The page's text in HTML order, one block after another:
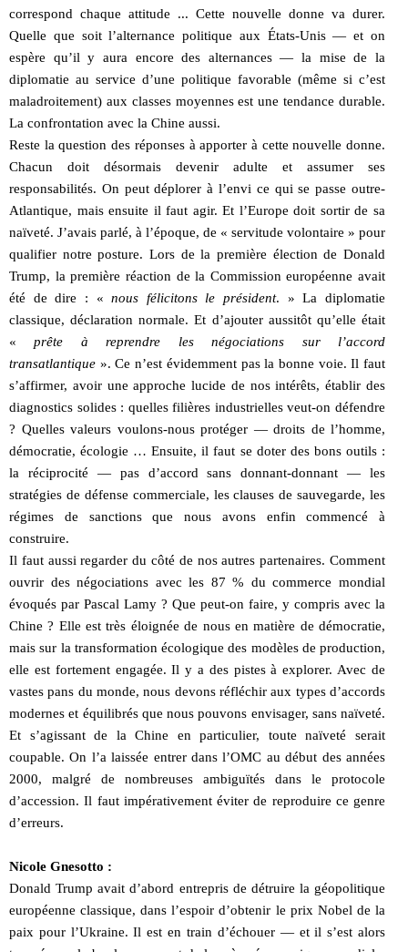
correspond chaque attitude ... Cette nouvelle donne va durer.
Quelle que soit l’alternance politique aux États-Unis — et on
espère qu’il y aura encore des alternances — la mise de la
diplomatie au service d’une politique favorable (même si c’est
maladroitement) aux classes moyennes est une tendance durable.
La confrontation avec la Chine aussi.
Reste la question des réponses à apporter à cette nouvelle donne.
Chacun doit désormais devenir adulte et assumer ses
responsabilités. On peut déplorer à l’envi ce qui se passe outre-
Atlantique, mais ensuite il faut agir. Et l’Europe doit sortir de sa
naïveté. J’avais parlé, à l’époque, de « servitude volontaire » pour
qualifier notre posture. Lors de la première élection de Donald
Trump, la première réaction de la Commission européenne avait
été de dire : «nous félicitons le président. » La diplomatie
classique, déclaration normale. Et d’ajouter aussitôt qu’elle était
«prête à reprendre les négociations sur l’accord
transatlantique ». Ce n’est évidemment pas la bonne voie. Il faut
s’affirmer, avoir une approche lucide de nos intérêts, établir des
diagnostics solides : quelles filières industrielles veut-on défendre
? Quelles valeurs voulons-nous protéger — droits de l’homme,
démocratie, écologie … Ensuite, il faut se doter des bons outils :
la réciprocité — pas d’accord sans donnant-donnant — les
stratégies de défense commerciale, les clauses de sauvegarde, les
régimes de sanctions que nous avons enfin commencé à
construire.
Il faut aussi regarder du côté de nos autres partenaires. Comment
ouvrir des négociations avec les 87 % du commerce mondial
évoqués par Pascal Lamy ? Que peut-on faire, y compris avec la
Chine ? Elle est très éloignée de nous en matière de démocratie,
mais sur la transformation écologique des modèles de production,
elle est fortement engagée. Il y a des pistes à explorer. Avec de
vastes pans du monde, nous devons réfléchir aux types d’accords
modernes et équilibrés que nous pouvons envisager, sans naïveté.
Et s’agissant de la Chine en particulier, toute naïveté serait
coupable. On l’a laissée entrer dans l’OMC au début des années
2000, malgré de nombreuses ambiguïtés dans le protocole
d’accession. Il faut impérativement éviter de reproduire ce genre
d’erreurs.
Nicole Gnesotto :
Donald Trump avait d’abord entrepris de détruire la géopolitique
européenne classique, dans l’espoir d’obtenir le prix Nobel de la
paix pour l’Ukraine. Il est en train d’échouer — et il s’est alors